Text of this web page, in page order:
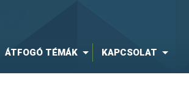
ÁTFOGÓ TÉMÁK KAPCSOLAT